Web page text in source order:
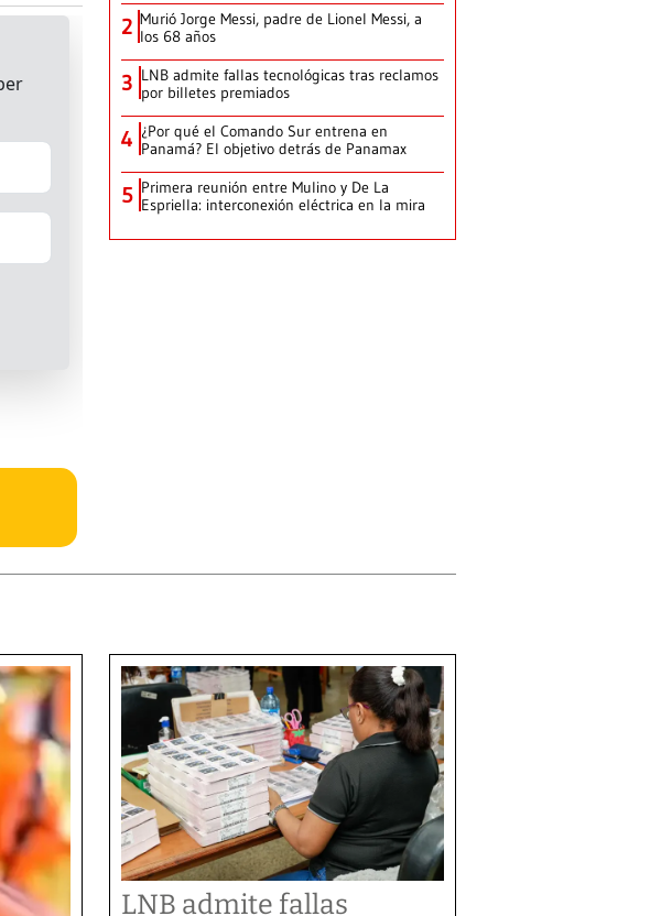
2 Murió Jorge Messi, padre de Lionel Messi, a
los 68 años
3 LNB admite fallas tecnológicas tras reclamos
por billetes premiados
4 ¿Por qué el Comando Sur entrena en
Panamá? El objetivo detrás de Panamax
5 Primera reunión entre Mulino y De La
Espriella: interconexión eléctrica en la mira
LNB admite fallas